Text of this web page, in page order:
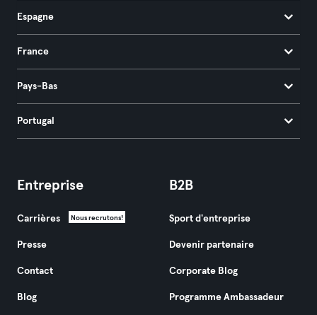
Espagne
France
Pays-Bas
Portugal
Entreprise
Carrières Nous recrutons!
Presse
Contact
Blog
B2B
Sport d'entreprise
Devenir partenaire
Corporate Blog
Programme Ambassadeur